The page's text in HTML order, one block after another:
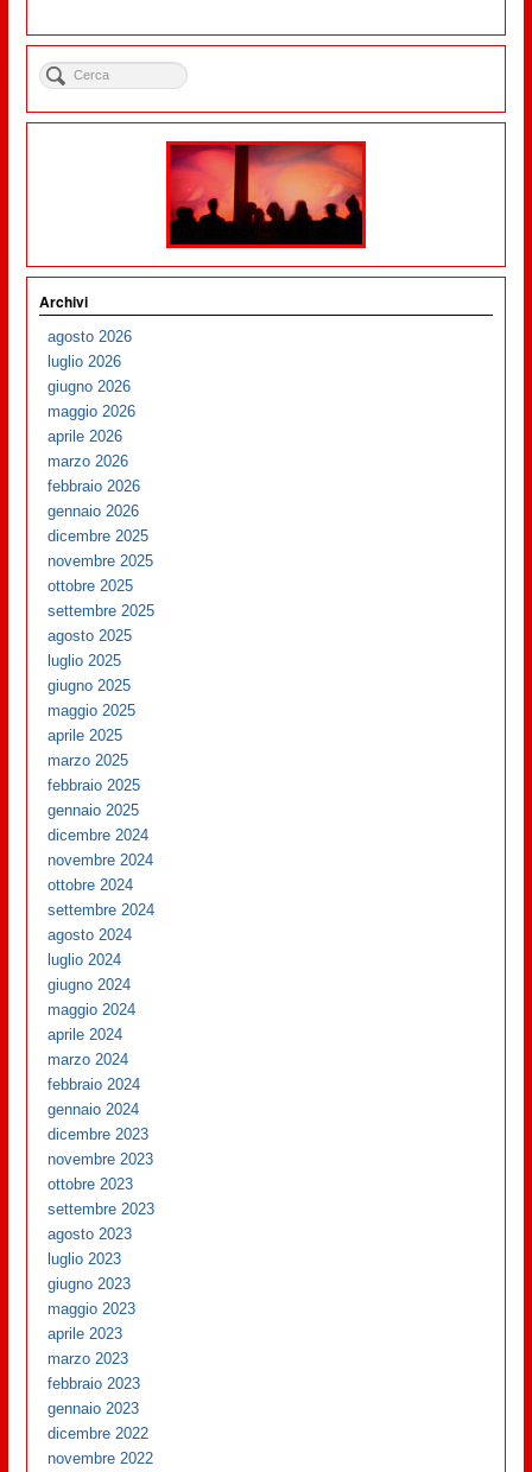
Archivi
agosto 2026
luglio 2026
giugno 2026
maggio 2026
aprile 2026
marzo 2026
febbraio 2026
gennaio 2026
dicembre 2025
novembre 2025
ottobre 2025
settembre 2025
agosto 2025
luglio 2025
giugno 2025
maggio 2025
aprile 2025
marzo 2025
febbraio 2025
gennaio 2025
dicembre 2024
novembre 2024
ottobre 2024
settembre 2024
agosto 2024
luglio 2024
giugno 2024
maggio 2024
aprile 2024
marzo 2024
febbraio 2024
gennaio 2024
dicembre 2023
novembre 2023
ottobre 2023
settembre 2023
agosto 2023
luglio 2023
giugno 2023
maggio 2023
aprile 2023
marzo 2023
febbraio 2023
gennaio 2023
dicembre 2022
novembre 2022